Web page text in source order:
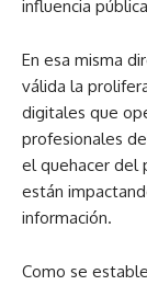
influencia
En esa misma
válida la
digitales que
profesionales
el quehacer del
están
información.
Como se